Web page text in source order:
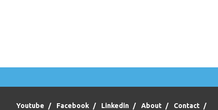
Youtube Facebook Linkedin About Contact